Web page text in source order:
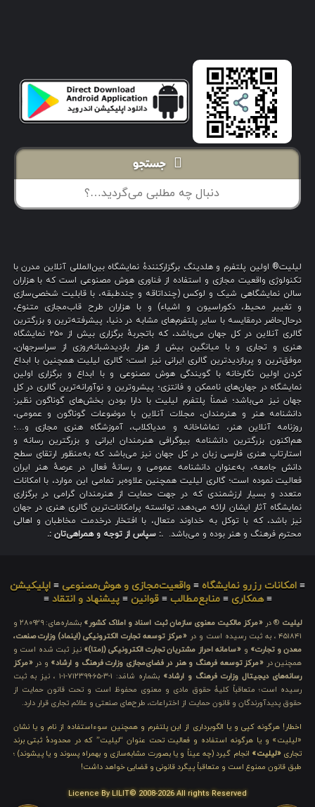
جستجو
لیلیت® اولین پلتفرم و هلدینگ برگزارکنندهٔ نمایشگاه بین‌المللی آنلاین مدرن با
تکنولوژی واقعیت مجازی و استفاده از فناوری هوش مصنوعی است که با هزاران
سالن نمایشگاهی شیک و لوکس (چنداتاقه و چندطبقه، با قابلیت شخصی‌سازی
و تغییر محیط، دکوراسیون و اشیاء) و با هزاران طرح قاب‌مجازی متنوع،
درحال‌حاضر درمقایسه با سایر پلتفرم‌های مشابه در دنیا، پیشرفته‌ترین و بزرگترین
گالری آنلاین در کل جهان می‌باشد، که باتجربهٔ برگزاری بیش از ۲۵۰ نمایشگاه
هنری و تجاری و با میانگین بیش از هزار بازدیدشبانه‌روزی از سراسرجهان،
موفق‌ترین و پربازدیدترین گالری ایرانی نیز است؛ گالری لیلیت همچنین با ابداع
کردن اولین نگارخانه با گویندگی هوش مصنوعی و با ابداع و برگزاری اولین
نمایشگاه در جهان‌های ناممکن و فانتزی؛ پیشروترین و نوآورانه‌ترین گالری در کل
جهان نیز می‌باشد؛ ضمناً پلتفرم لیلیت با دارا بودن بخش‌های گوناگون نظیر:
دانشنامه هنر و هنرمندان، مجلات آنلاین با موضوعات گوناگون و عمومی،
روزنامه آنلاین هنر، تماشاخانه و مدیاکلاب، آموزشگاه هنری مجازی و…؛
هم‌اکنون بزرگترین دانشنامه بیوگرافی هنرمندان ایرانی و بزرگترین رسانه و
استارتاپ هنری فارسی زبان در کل جهان نیز می‌باشد که به‌منظور ارتقای سطح
دانش جامعه، به‌عنوان دانشنامه عمومی و رسانهٔ فعال در عرصهٔ هنر ایران
فعالیت نموده است؛ گالری لیلیت همچنین علاوه‌بر تمامی این موارد، با امکانات
متعدد و بسیار ارزشمندی که در جهت حمایت از هنرمندان گرامی در برگزاری
نمایشگاه آثار ایشان ارائه می‌دهد، توانسته پرامکانات‌ترین گالری هنری در جهان
نیز باشد، که با توکل به خداوند متعال، با افتخار درخدمت مخاطبان و اهالی
محترم فرهنگ و هنر بوده و می‌باشد. .: سپاس از توجه و همراهی‌تان :.
≡ امکانات رزرو نمایشگاه ≡ واقعیت‌مجازی و هوش‌مصنوعی ≡ اپلیکیشن
≡همکاری ≡منابع‌مطالب ≡قوانین ≡پیشنهاد و انتقاد ≡
لیلیت ® در «مرکز مالکیت معنوی سازمان ثبت اسناد و املاک کشور»
بشماره‌های: ۲۸۰۹۲۹ و
۴۵۱۸۴۱ ، به ثبت رسیده است و در
«مرکز توسعه تجارت الکترونیکی (اینماد) وزارت صنعت،
معدن و تجارت» و «سامانه احراز مشتریان تجارت الکترونیکی (اِمتا)» نیز ثبت شده است و
همچنین در «مرکز توسعه فرهنگ و هنر در فضای‌مجازی وزارت فرهنگ و ارشاد» و در«مرکز
رسانه‌های دیجیتال وزارت فرهنگ و ارشاد»
بشماره شامَد: ۱-۳-۶۵-۷۱۲۳۹۹-۱-۱ ، نیز به ثبت
رسیده است؛ متعاقباً کلیهٔ حقوق مادی و معنوی محفوظ است و تحت قانون حمایت از
حقوق پدیدآورندگان و قانون حمایت از اختراعات، طرح‌های صنعتی و علائم تجاری قرار دارد.
اخطار! هرگونه کپی و یا الگوبرداری از این پلتفرم و همچنین سوءاستفاده از نام و یا نشان
«لیلیت» و یا هرگونه استفاده و فعالیت تحت عنوان “لیلیت” که در محدودهٔ ثبتی برند
تجاری «لیلیت» انجام گیرد (چه عیناً و یا بصورت مشابه‌سازی و بهمراه پسوند و یا پیشوند) ؛
طبق قانون ممنوع است و متعاقباً پیگرد قانونی و قضایی خواهد داشت!
Licence By LILIT© 2008-2026 All rights Reserved